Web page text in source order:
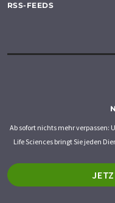
RSS-FEEDS
Ab sofort nichts mehr verpassen:
Life Sciences bringt Sie jeden